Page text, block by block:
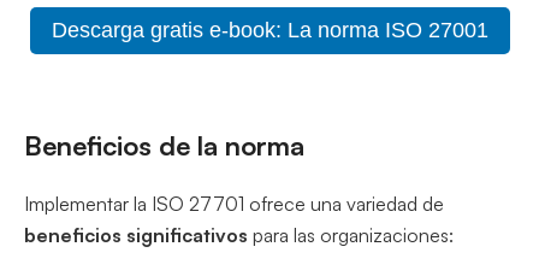
Descarga gratis e-book: La norma ISO 27001
Beneficios de la norma
Implementar la ISO 27701 ofrece una variedad de
beneficios significativos para las organizaciones: